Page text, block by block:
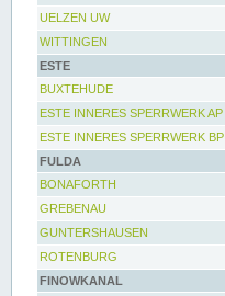
UELZEN UW
WITTINGEN
ESTE
BUXTEHUDE
ESTE INNERES SPERRWERK AP
ESTE INNERES SPERRWERK BP
FULDA
BONAFORTH
GREBENAU
GUNTERSHAUSEN
ROTENBURG
FINOWKANAL